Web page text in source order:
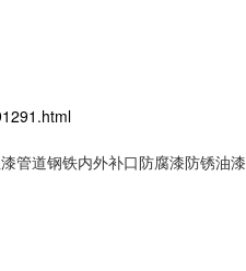
管道钢铁内外补口防腐漆防锈油漆